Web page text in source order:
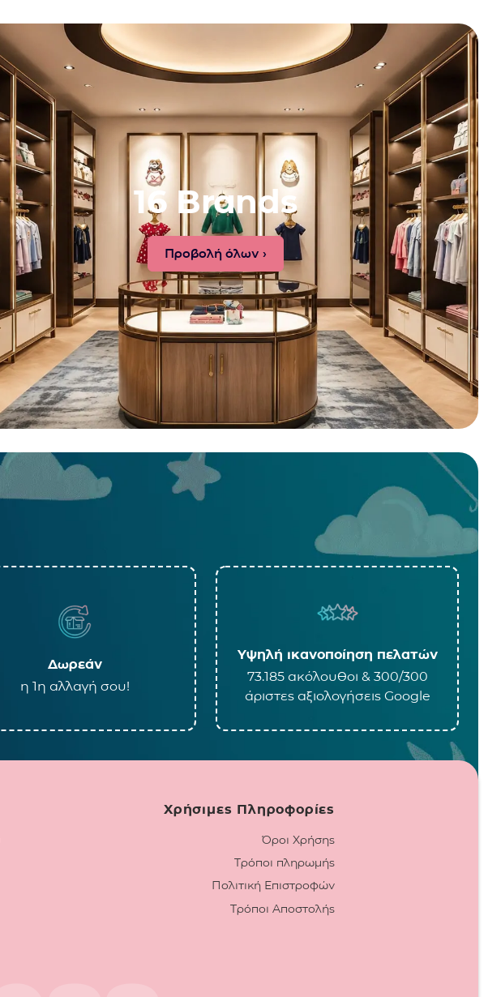
16 Brands
Προβολή όλων ›
Δωρεάν
η 1η αλλαγή σου!
Υψηλή ικανοποίηση πελατών
73.185 ακόλουθοι & 300/300
άριστες αξιολογήσεις Google
Χρήσιμες Πληροφορίες
Όροι Χρήσης
Τρόποι πληρωμής
Πολιτική Επιστροφών
Τρόποι Αποστολής